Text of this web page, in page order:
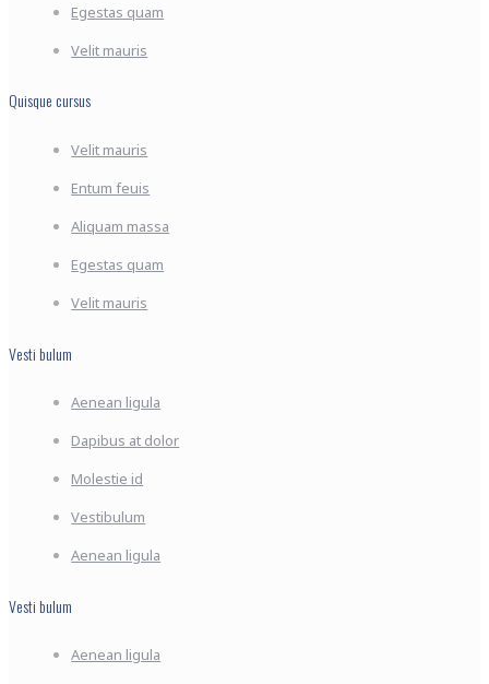
Egestas quam
Velit mauris
Quisque cursus
Velit mauris
Entum feuis
Aliquam massa
Egestas quam
Velit mauris
Vesti bulum
Aenean ligula
Dapibus at dolor
Molestie id
Vestibulum
Aenean ligula
Vesti bulum
Aenean ligula